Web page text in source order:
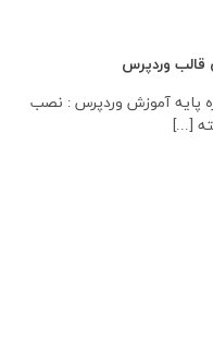
قالب وردپرس
پایه آموزش وردپرس : نصب
[...]